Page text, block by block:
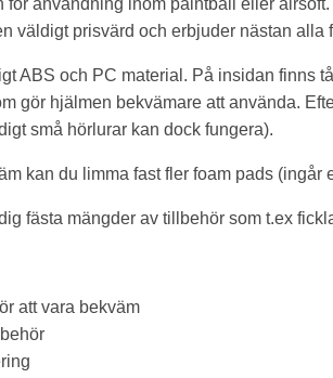
för användning inom paintball eller
väldigt prisvärd och erbjuder nästan
ABS och PC material. På insidan finns
gör hjälmen bekvämare att använda.
små hörlurar kan dock fungera).
kan du limma fast fler foam pads (ingår
fästa mängder av tillbehör som t.ex
att vara bekväm